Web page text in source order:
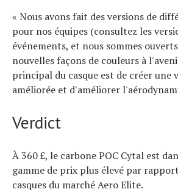
« Nous avons fait des versions de
pour nos équipes (consultez les
événements, et nous sommes
nouvelles façons de couleurs à
principal du casque est de créer une
améliorée et d'améliorer
Verdict
À 360 £, le carbone POC Cytal est
gamme de prix plus élevé par
casques du marché Aero Elite.